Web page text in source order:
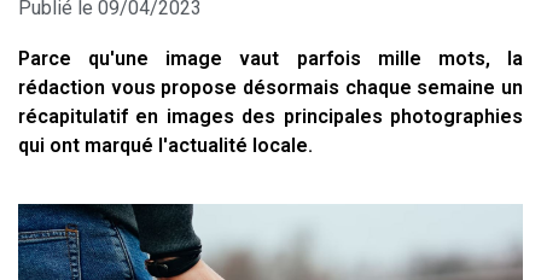
Publié le 09/04/2023
Parce qu'une image vaut parfois mille mots, la
rédaction vous propose désormais chaque semaine un
récapitulatif en images des principales photographies
qui ont marqué l'actualité locale.